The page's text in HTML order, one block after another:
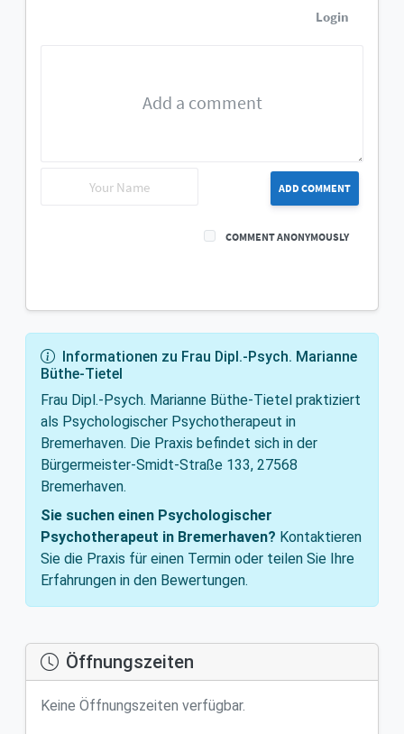
Login
ADD COMMENT
COMMENT ANONYMOUSLY
Informationen zu Frau Dipl.-Psych. Marianne
Büthe-Tietel
Frau Dipl.-Psych. Marianne Büthe-Tietel praktiziert
als Psychologischer Psychotherapeut in
Bremerhaven. Die Praxis befindet sich in der
Bürgermeister-Smidt-Straße 133, 27568
Bremerhaven.
Sie suchen einen Psychologischer
Psychotherapeut in Bremerhaven? Kontaktieren
Sie die Praxis für einen Termin oder teilen Sie Ihre
Erfahrungen in den Bewertungen.
Öffnungszeiten
Keine Öffnungszeiten verfügbar.